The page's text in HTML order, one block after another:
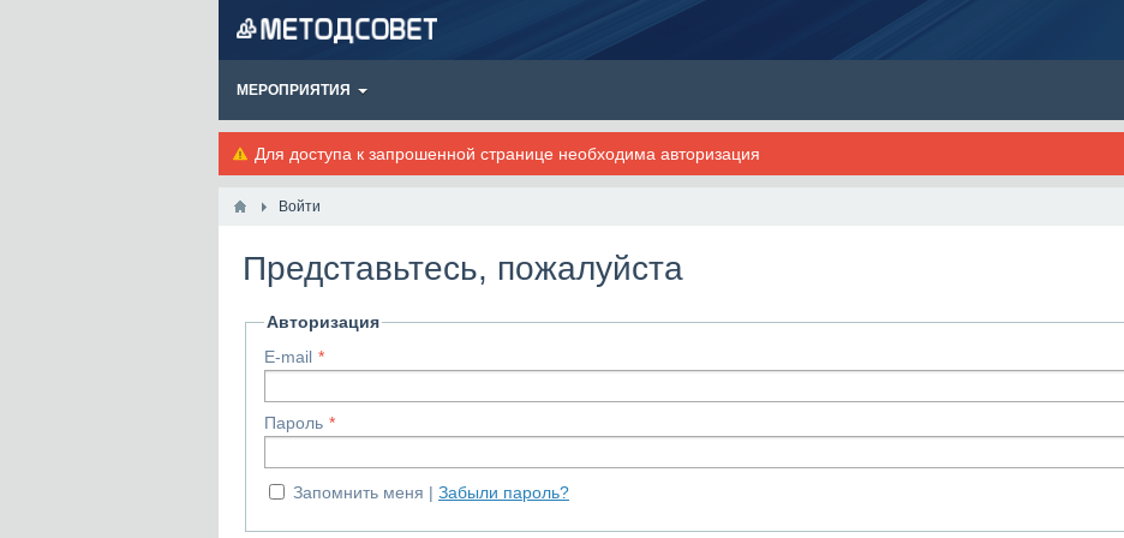
МЕРОПРИЯТИЯ
Для доступа к запрошенной странице необходима авторизация
Войти
Представьтесь, пожалуйста
Авторизация
E-mail
Пароль
Запомнить меня Забыли пароль?